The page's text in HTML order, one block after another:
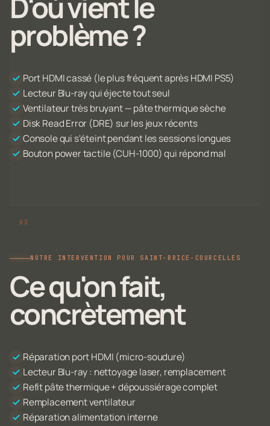
problème ?
Port HDMI cassé (le plus fréquent après HDMI PS5)
Lecteur Blu-ray qui éjecte tout seul
Ventilateur très bruyant — pâte thermique sèche
Disk Read Error (DRE) sur les jeux récents
Console qui s'éteint pendant les sessions longues
Bouton power tactile (CUH-1000) qui répond mal
NOTRE INTERVENTION POUR SAINT-BRICE-COURCELLES
Ce qu'on fait,
concrètement
Réparation port HDMI (micro-soudure)
Lecteur Blu-ray : nettoyage laser, remplacement
Refit pâte thermique + dépoussiérage complet
Remplacement ventilateur
Réparation alimentation interne